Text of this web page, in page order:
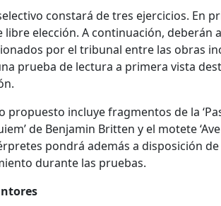
constará de tres ejercicios. En
libre elección. A continuación,
por el tribunal entre las obras
prueba de lectura a primera vista
propuesto incluye fragmentos de la
de Benjamin Britten y el motete
pondrá además a disposición
durante las pruebas.